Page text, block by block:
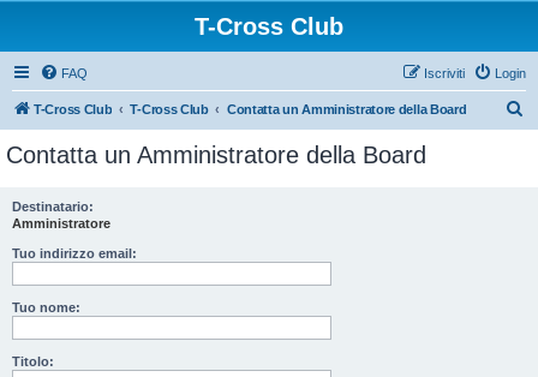
T-Cross Club
FAQ Login
Iscriviti
T-Cross Club T-Cross Club Contatta un Amministratore della Board
Contatta un Amministratore della Board
Destinatario:
Amministratore
Tuo indirizzo email:
Tuo nome:
Titolo: